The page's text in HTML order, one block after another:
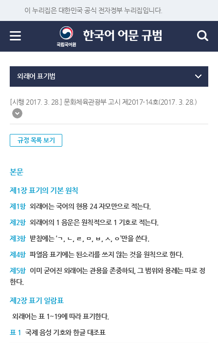
이 누리집은 대한민국 공식 전자정부 누리집입니다.
외래어 표기법
[시행 2017. 3. 28.] 문화체육관광부 고시 제2017-14호(2017. 3. 28.)
규정 목록 보기
본문
제1장 표기의 기본 원칙
제1항 외래어는 국어의 현용 24 자모만으로 적는다.
제2항 외래어의 1 음운은 원칙적으로 1 기호로 적는다.
제3항 받침에는 ‘ㄱ, ㄴ, ㄹ, ㅁ, ㅂ, ㅅ, ㅇ’만을 쓴다.
제4항 파열음 표기에는 된소리를 쓰지 않는 것을 원칙으로 한다.
제5항 이미 굳어진 외래어는 관용을 존중하되, 그 범위와 용례는 따로 정
한다.
제2장 표기 일람표
외래어는 표 1~19에 따라 표기한다.
표 1 국제 음성 기호와 한글 대조표